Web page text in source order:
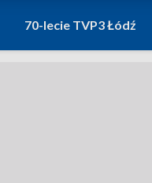
70-lecie TVP3 Łódź